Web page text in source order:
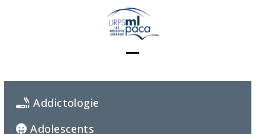
Addictologie
Adolescents